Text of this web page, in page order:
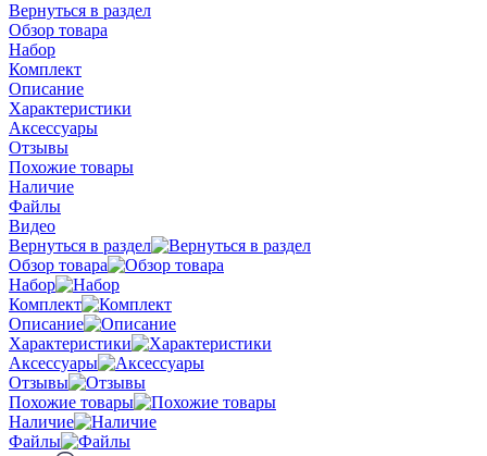
Вернуться в раздел
Обзор товара
Набор
Комплект
Описание
Характеристики
Аксессуары
Отзывы
Похожие товары
Наличие
Файлы
Видео
Вернуться в раздел
Обзор товара
Набор
Комплект
Описание
Характеристики
Аксессуары
Отзывы
Похожие товары
Наличие
Файлы